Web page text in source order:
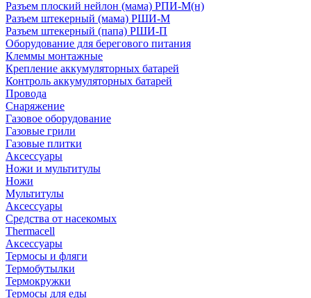
Разъем плоский нейлон (мама) РПИ-М(н)
Разъем штекерный (мама) РШИ-М
Разъем штекерный (папа) РШИ-П
Оборудование для берегового питания
Клеммы монтажные
Крепление аккумуляторных батарей
Контроль аккумуляторных батарей
Провода
Снаряжение
Газовое оборудование
Газовые грили
Газовые плитки
Аксессуары
Ножи и мультитулы
Ножи
Мультитулы
Аксессуары
Средства от насекомых
Thermacell
Аксессуары
Термосы и фляги
Термобутылки
Термокружки
Термосы для еды